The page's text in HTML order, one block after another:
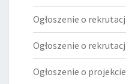
Ogłoszenie o
Ogłoszenie o
Ogłoszenie o projekcie